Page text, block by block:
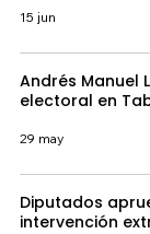
15 jun
Andrés Manuel
electoral en
29 may
Diputados
intervención